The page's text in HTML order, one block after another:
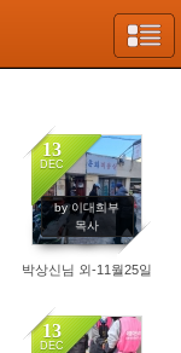
13
DEC
by 이대희부
목사
6092
박상신님 외-11월25일
13
DEC